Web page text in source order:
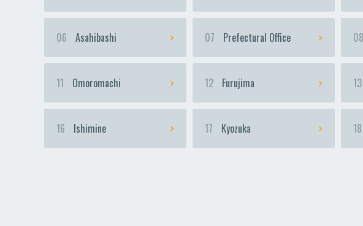
06 Asahibashi 07 Prefectural Office 08
11 Omoromachi 12 Furujima 13
16 Ishimine 17 Kyozuka 18